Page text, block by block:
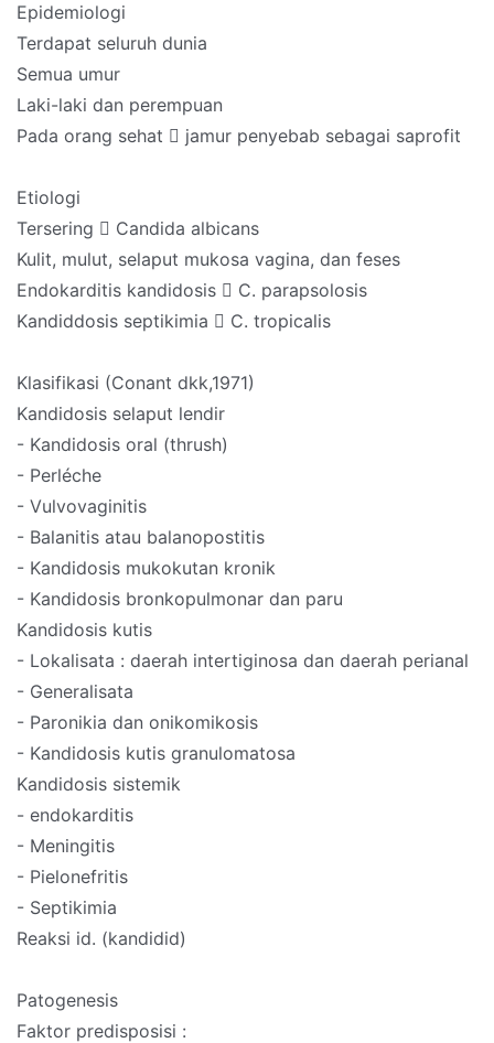
Epidemiologi
Terdapat seluruh dunia
Semua umur
Laki-laki dan perempuan
Pada orang sehat  jamur penyebab sebagai saprofit
Etiologi
Tersering  Candida albicans
Kulit, mulut, selaput mukosa vagina, dan feses
Endokarditis kandidosis  C. parapsolosis
Kandiddosis septikimia  C. tropicalis
Klasifikasi (Conant dkk,1971)
Kandidosis selaput lendir
- Kandidosis oral (thrush)
- Perléche
- Vulvovaginitis
- Balanitis atau balanopostitis
- Kandidosis mukokutan kronik
- Kandidosis bronkopulmonar dan paru
Kandidosis kutis
- Lokalisata : daerah intertiginosa dan daerah perianal
- Generalisata
- Paronikia dan onikomikosis
- Kandidosis kutis granulomatosa
Kandidosis sistemik
- endokarditis
- Meningitis
- Pielonefritis
- Septikimia
Reaksi id. (kandidid)
Patogenesis
Faktor predisposisi :